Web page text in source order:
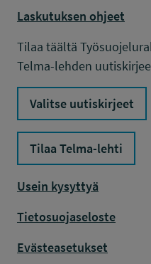
Laskutuksen ohjeet
Tilaa täältä
Telma-lehden
Valitse uutiskirjeet
Tilaa Telma-lehti
Usein kysyttyä
Tietosuojaseloste
Evästeasetukset